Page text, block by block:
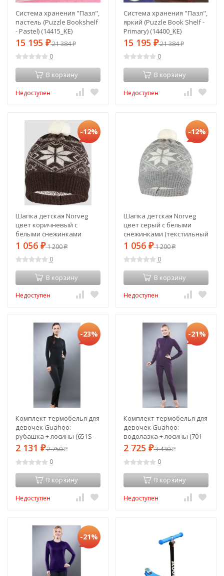
Система хранения "Пазл",
пастель (Puzzle Bookshelf
- Pastel) (14415_KE)
15 195 ₽21 384₽
0
В корзину
Недоступен
Система хранения "Пазл",
яркий (Puzzle Book Shelf -
Primary) (14400_KE)
15 195 ₽21 384₽
0
В корзину
Недоступен
-12%
Шапка детская Norveg
цвет коричневый с
белыми снежинками
(текстильный помпон)
7CWU-018 (S) (15349s48759)
1 056 ₽1 200₽
0
В корзину
Недоступен
-12%
Шапка детская Norveg
цвет серый с белыми
снежинками (текстильный
помпон) 7CWU-053 (S)
(15350s48762)
1 056 ₽1 200₽
0
В корзину
Недоступен
-23%
Комплект термобелья для
девочек Guahoo:
рубашка + лосины (651S-
BK / 651P-BK) (52584)
2 131 ₽2 750₽
0
В корзину
Недоступен
-21%
Комплект термобелья для
девочек Guahoo:
водолазка + лосины (701
Z/DVT / 701 P/DVT) (2XS)
(52571)
2 725 ₽3 430₽
0
В корзину
Недоступен
-21%